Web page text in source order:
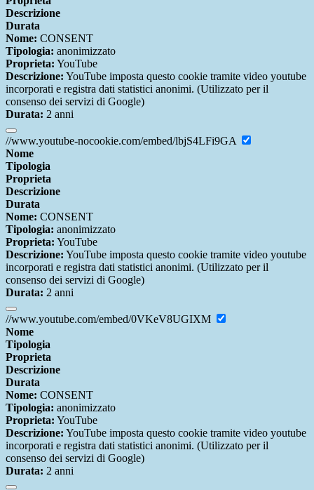
Descrizione
Durata
Nome: CONSENT
Tipologia: anonimizzato
Proprieta: YouTube
Descrizione: YouTube imposta questo cookie tramite video youtube
incorporati e registra dati statistici anonimi. (Utilizzato per il
consenso dei servizi di Google)
Durata: 2 anni
//www.youtube-nocookie.com/embed/lbjS4LFi9GA
Nome
Tipologia
Proprieta
Descrizione
Durata
Nome: CONSENT
Tipologia: anonimizzato
Proprieta: YouTube
Descrizione: YouTube imposta questo cookie tramite video youtube
incorporati e registra dati statistici anonimi. (Utilizzato per il
consenso dei servizi di Google)
Durata: 2 anni
//www.youtube.com/embed/0VKeV8UGIXM
Nome
Tipologia
Proprieta
Descrizione
Durata
Nome: CONSENT
Tipologia: anonimizzato
Proprieta: YouTube
Descrizione: YouTube imposta questo cookie tramite video youtube
incorporati e registra dati statistici anonimi. (Utilizzato per il
consenso dei servizi di Google)
Durata: 2 anni